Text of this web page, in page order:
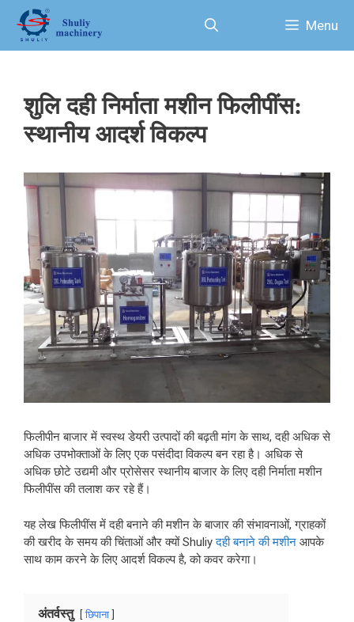
content
Menu
शुलि दही निर्माता मशीन फिलीपींस:
स्थानीय आदर्श विकल्प
फिलीपीन बाजार में स्वस्थ डेयरी उत्पादों की बढ़ती मांग के साथ, दही अधिक से
अधिक उपभोक्ताओं के लिए एक पसंदीदा विकल्प बन रहा है। अधिक से
अधिक छोटे उद्यमी और प्रोसेसर स्थानीय बाजार के लिए दही निर्माता मशीन
फिलीपींस की तलाश कर रहे हैं।
यह लेख फिलीपींस में दही बनाने की मशीन के बाजार की संभावनाओं, ग्राहकों
की खरीद के समय की चिंताओं और क्यों Shuliyदही बनाने की मशीन आपके
साथ काम करने के लिए आदर्श विकल्प है, को कवर करेगा।
अंतर्वस्तु छिपाना